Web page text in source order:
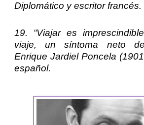
Diplomático y escritor francés.
19. “Viajar es
viaje, un síntoma neto de
Enrique Jardiel Poncela
español.